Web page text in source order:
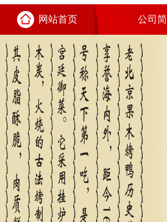
网站首页 公司